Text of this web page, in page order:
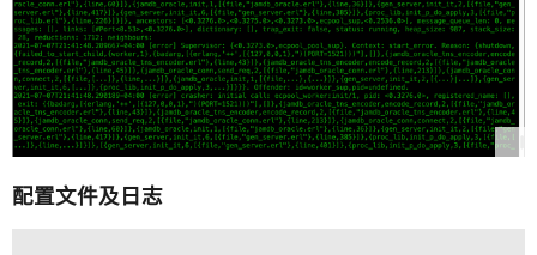
配置文件及日志